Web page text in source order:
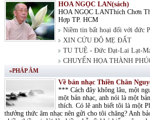
HOA NGỌC LAN(sách)
HOA NGỌC LANThích Chơn
Hợp TP. HCM
Niềm tin bất hoại đối với đức
XIN CỨU ĐỘ MẸ ĐẤT
TU TUỆ - Đức Đạt-Lai Lạt-
CHUYỂN HỌA THÀNH
»PHÁP ÂM
Về bản nhạc Thiền Chân
*** Cách đây không lâu, một
một bản nhạc, anh nói là một
thích. Có lẽ anh biết tôi là một
thưởng thức âm nhạc nên gửi cho tôi chăng? Anh